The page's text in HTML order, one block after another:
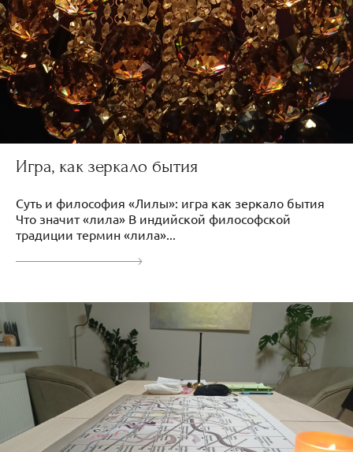
Игра, как зеркало бытия
Суть и философия «Лилы»: игра как зеркало бытия
Что значит «лила» В индийской философской
традиции термин «лила»...